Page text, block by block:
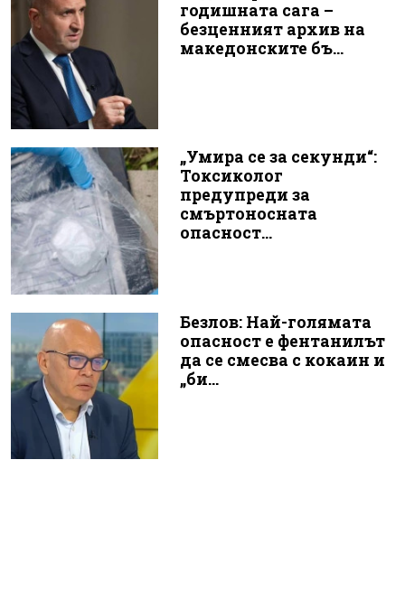
годишната сага –
безценният архив на
македонските бъ...
„Умира се за секунди“:
Токсиколог
предупреди за
смъртоносната
опасност...
Безлов: Най-голямата
опасност е фентанилът
да се смесва с кокаин и
„би...